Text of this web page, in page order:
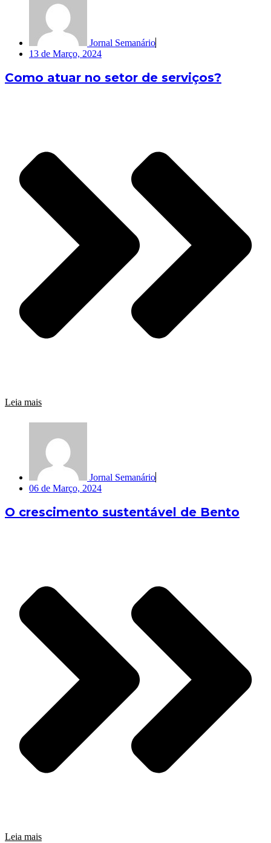
Jornal Semanário
13 de Março, 2024
Como atuar no setor de serviços?
Leia mais
Jornal Semanário
06 de Março, 2024
O crescimento sustentável de Bento
Leia mais